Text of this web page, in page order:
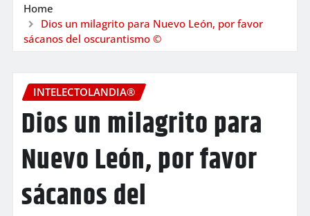
Home
Dios un milagrito para Nuevo León, por favor
sácanos del oscurantismo ©
INTELECTOLANDIA®
Dios un milagrito para
Nuevo León, por favor
sácanos del